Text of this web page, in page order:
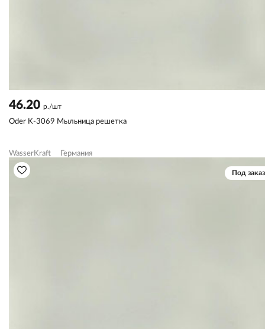
46.20 р./шт
Oder K-3069 Мыльница решетка
WasserKraft Германия
Под заказ